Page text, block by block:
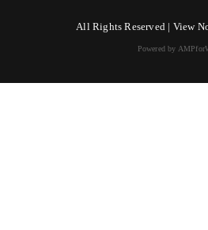
All Rights Reserved | View
Powered by